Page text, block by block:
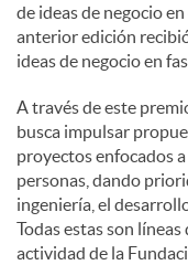
de ideas de negocio
anterior edición
ideas de negocio en
A través de este
busca impulsar
proyectos enfocados
personas, dando
ingeniería, el
Todas estas son
actividad de la